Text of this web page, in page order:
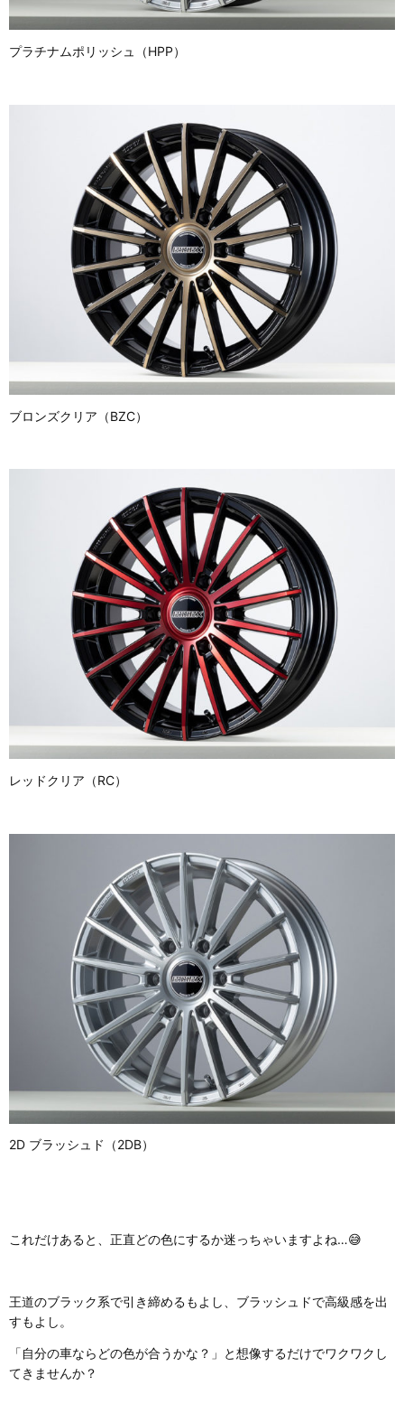
プラチナムポリッシュ（HPP）
ブロンズクリア（BZC）
レッドクリア（RC）
2D ブラッシュド（2DB）
これだけあると、正直どの色にするか迷っちゃいますよね…😅
王道のブラック系で引き締めるもよし、ブラッシュドで高級感を出
すもよし。
「自分の車ならどの色が合うかな？」と想像するだけでワクワクし
てきませんか？